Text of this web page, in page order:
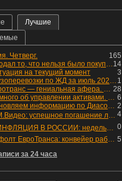
Лучшие
165
Четверг.
14
Продал то, что нельзя было покупать. Изменения в портфеле
3
на текущий момент
1
Грузоперевозки по ЖД за июль 2026 г. — четвёртый месяц подряд роста, чёрные металлы на уровне прошлого года, а каменный уголь в плюсе.
28
Евротранс — гениальная афера. Собрал с инвесторов денег, выплатил дивидендов больше текущей капитализации и ушёл в дефолт
6
Немного об управлении активами. Для заинтересованных
2
Обновляем информацию по Диасофту: дивиденды и выкуп
4
📺М.Видео: успешное погашение любимого флоатера
0
📈ИНФЛЯЦИЯ В РОССИИ: недельная дефляция, но в годовом выражении рост 😢
5
Дефолт ЕвроТранса: конвейер работает исправно
за 24 часа